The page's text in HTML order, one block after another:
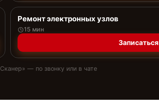
Ремонт электронных узлов
15 мин
Записаться
Сканер» — по звонку или в чате